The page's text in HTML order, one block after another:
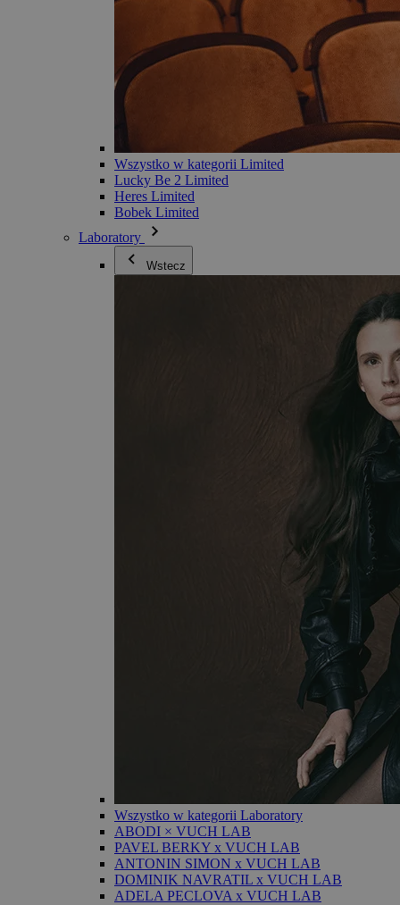
Wszystko w kategorii Limited
Lucky Be 2 Limited
Heres Limited
Bobek Limited
Laboratory
Wstecz
Wszystko w kategorii Laboratory
ABODI × VUCH LAB
PAVEL BERKY x VUCH LAB
ANTONIN SIMON x VUCH LAB
DOMINIK NAVRATIL x VUCH LAB
ADELA PECLOVA x VUCH LAB